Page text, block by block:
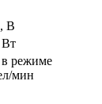
В
Вт
в режиме
мин